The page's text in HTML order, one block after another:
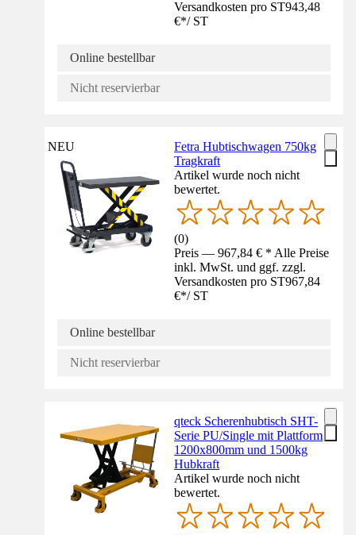
Versandkosten pro ST943,48
€*/ ST
Online bestellbar
Nicht reservierbar
NEU
Fetra Hubtischwagen 750kg
Tragkraft
Artikel wurde noch nicht
bewertet.
(0)
Preis — 967,84 € * Alle Preise
inkl. MwSt. und ggf. zzgl.
Versandkosten pro ST967,84
€*/ ST
Online bestellbar
Nicht reservierbar
qteck Scherenhubtisch SHT-
Serie PU/Single mit Plattform
1200x800mm und 1500kg
Hubkraft
Artikel wurde noch nicht
bewertet.